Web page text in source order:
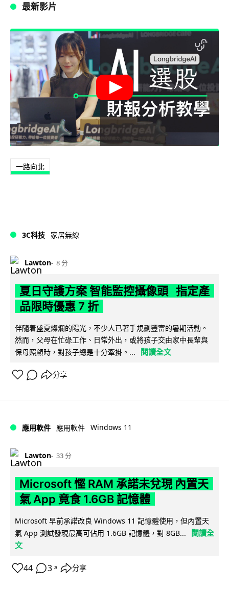
最新影片
一路向北
3C科技 家居無線
Lawton 8 分
夏日守護方案 智能監控攝像頭 指定產
品限時優惠 7 折
伴隨着盛夏燦爛的陽光，不少人已著手規劃豐富的暑期活動。
然而，父母在忙碌工作、日常外出，或將孩子交由家中長輩與
保母照顧時，對孩子總是十分牽掛。...
閱讀全文
分享
應用軟件 應用軟件 Windows 11
Lawton 33 分
Microsoft 慳 RAM 承諾未兌現 內置天
氣 App 竟食 1.6GB 記憶體
Microsoft 早前承諾改良 Windows 11 記憶體使用，但內置天
氣 App 測試發現最高可佔用 1.6GB 記憶體，對 8GB...
閱讀全
文
44 3 ↗ 分享